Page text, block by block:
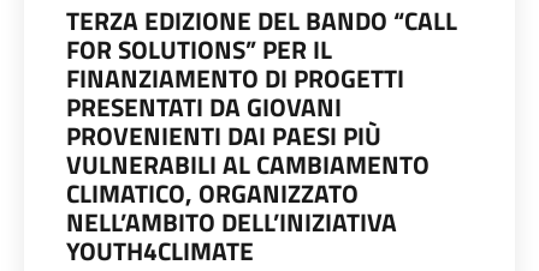
TERZA EDIZIONE DEL BANDO “CALL
FOR SOLUTIONS” PER IL
FINANZIAMENTO DI PROGETTI
PRESENTATI DA GIOVANI
PROVENIENTI DAI PAESI PIÙ
VULNERABILI AL CAMBIAMENTO
CLIMATICO, ORGANIZZATO
NELL’AMBITO DELL’INIZIATIVA
YOUTH4CLIMATE